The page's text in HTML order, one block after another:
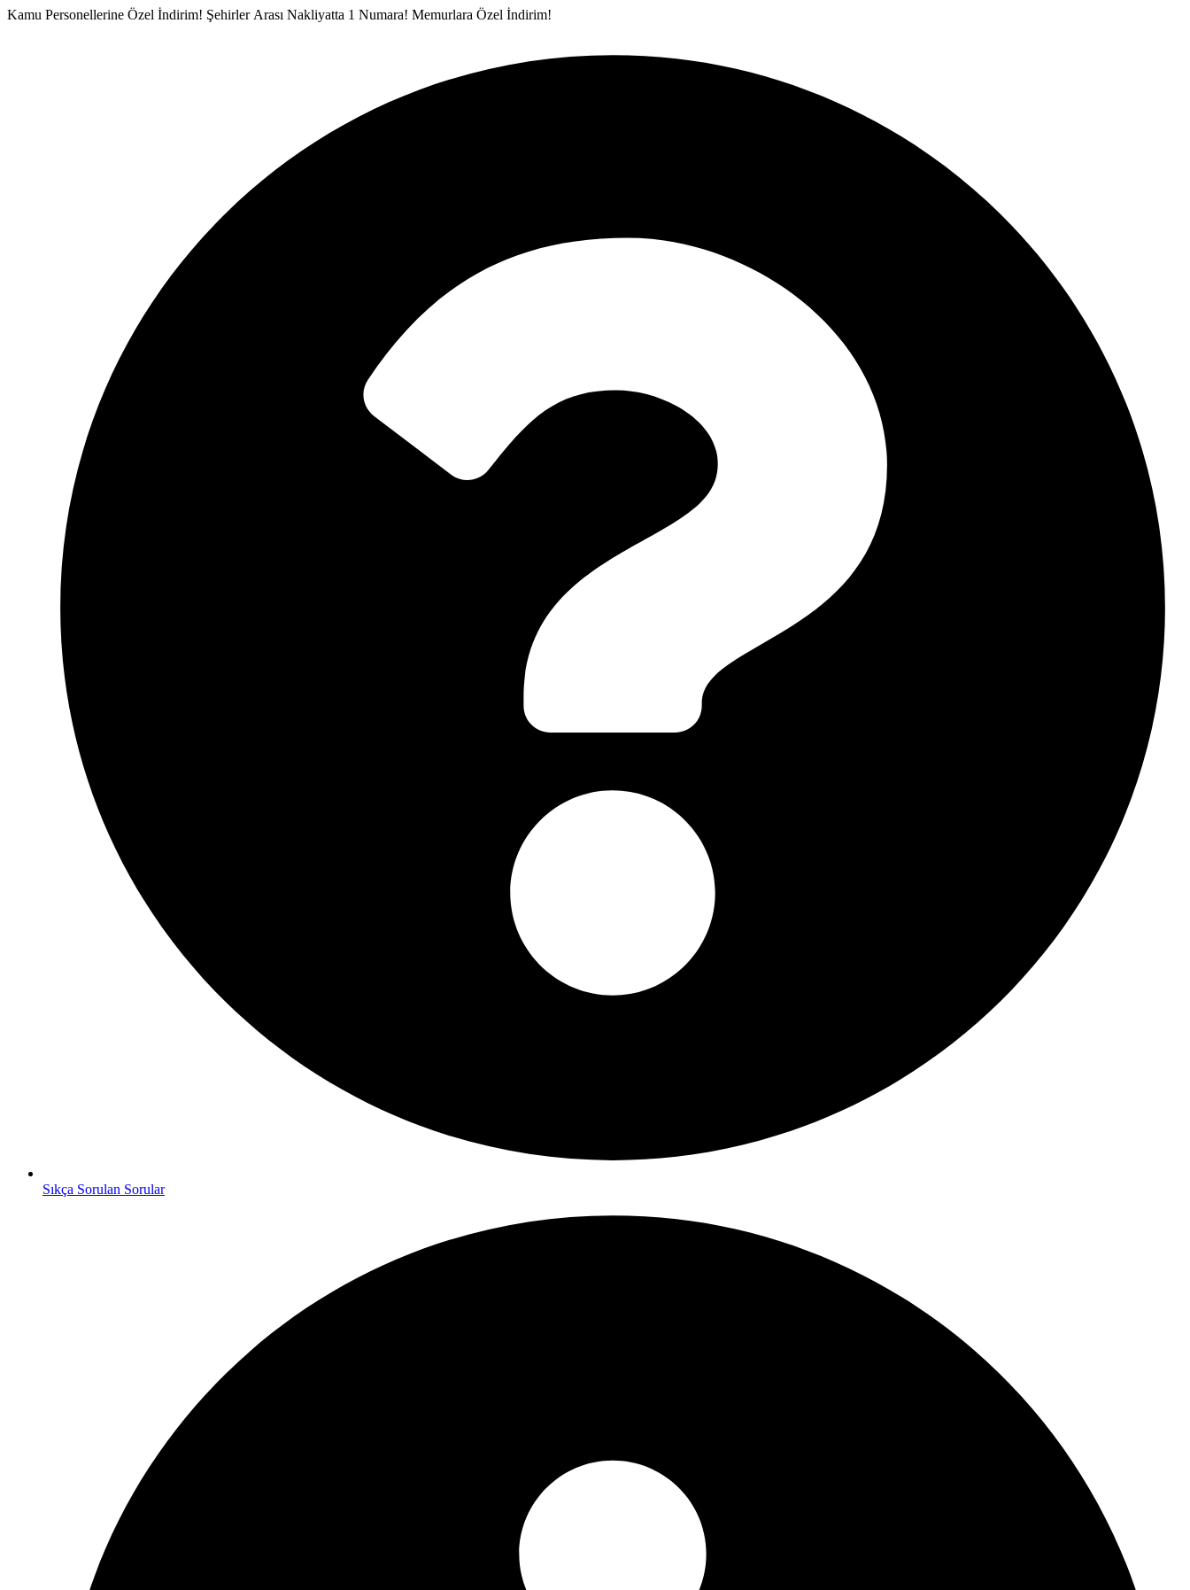
İçeriğe
Kamu Personellerine Özel İndirim! Şehirler Arası Nakliyatta 1 Numara! Memurlara Özel İndirim!
Sıkça Sorulan Sorular